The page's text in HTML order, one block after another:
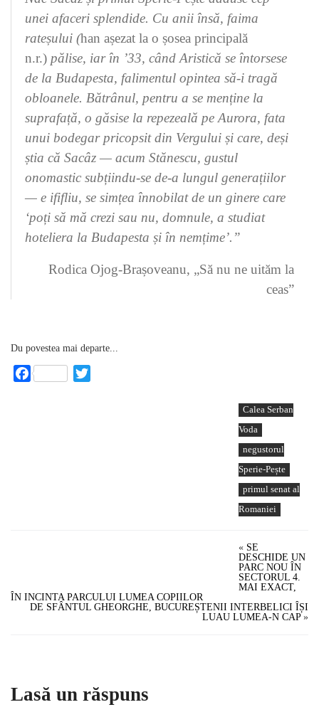
unei afaceri splendide. Cu anii însă, faima
rateșului (han așezat la o șosea principală
n.r.) pălise, iar în ’33, când Aristică se întorsese
de la Budapesta, falimentul opintea să-i tragă
obloanele. Bătrânul, pentru a se menține la
suprafață, o găsise la repezeală pe Aurora, fata
unui bodegar pricopsit din Vergului și care, deși
știa că Sacâz — acum Stănescu, gustul
onomastic sub­țiindu-se de-a lungul generațiilor
— e ififliu, se simțea înnobilat de un ginere care
‘poți să mă crezi sau nu, domnule, a studiat
hoteliera la Budapesta și în nemțime’.”
Rodica Ojog-Brașoveanu, „Să nu ne uităm la
ceas”
Du povestea mai departe...
Facebook
Calea Serban
Voda
negustorul
Sperie-Pește
primul senat al
Romaniei
« SE
DESCHIDE UN
PARC NOU ÎN
SECTORUL 4.
MAI EXACT,
ÎN INCINTA PARCULUI LUMEA COPIILOR
DE SFÂNTUL GHEORGHE, BUCUREȘTENII INTERBELICI ÎȘI
LUAU LUMEA-N CAP»
Lasă un răspuns